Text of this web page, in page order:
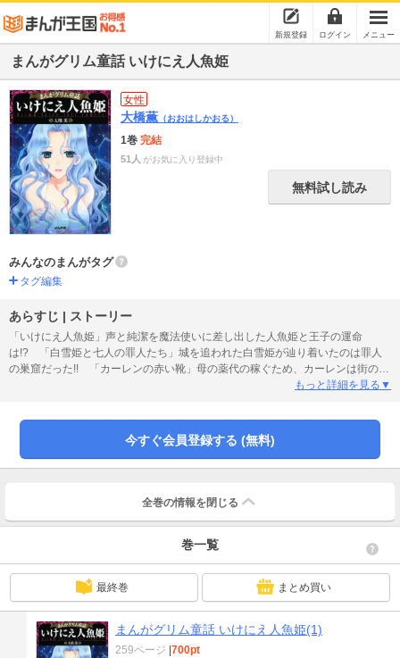
新規登録 ログイン メニュー
まんがグリム童話 いけにえ人魚姫
女性
大橋薫 （おおはしかおる）
1巻 完結
51人 がお気に入り登録中
無料試し読み
みんなのまんがタグ
タグ編集
あらすじ | ストーリー
「いけにえ人魚姫」声と純潔を魔法使いに差し出した人魚姫と王子の運命
は!? 「白雪姫と七人の罪人たち」城を追われた白雪姫が辿り着いたのは罪人
の巣窟だった!! 「カーレンの赤い靴」母の薬代の稼ぐため、カーレンは街の男
たちのおもちゃにされるが…。 「ジナの罪」婚前性交の代償は、息絶えるま
だ身で罪人に転落した美貌の悪女!! 「阿部定事件」愛ゆえの狂気…戦前の東京
もっと詳細を見る▼
今すぐ会員登録する (無料)
全巻の情報を 閉じる
巻一覧
最終巻 まとめ買い
まんがグリム童話 いけにえ人魚姫(1)
259ページ 700pt